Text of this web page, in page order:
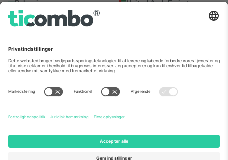
Bulgaria
Regus Sofia City West, bul
Totleben 53-55, 1606 Sofia,
United Arab Emirates
UAE Dubai Silicon Oasis, DDP
Mexico
Av Chapultepec 360, Roma
Norte, Cuauhtémoc, 06700
Ciudad de México, CDMX,
sted, begivenhed og/eller domæne. For detaljer se den specifikke
begivenhedsside, tryk og vilkår.,Virksomhed
Ticombo. Alle rettigheder forbeholdes.